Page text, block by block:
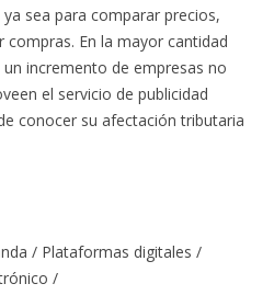
sea para comparar precios,
En la mayor cantidad
incremento de empresas no
el servicio de publicidad
conocer su afectación tributaria
/ Plataformas digitales /
/